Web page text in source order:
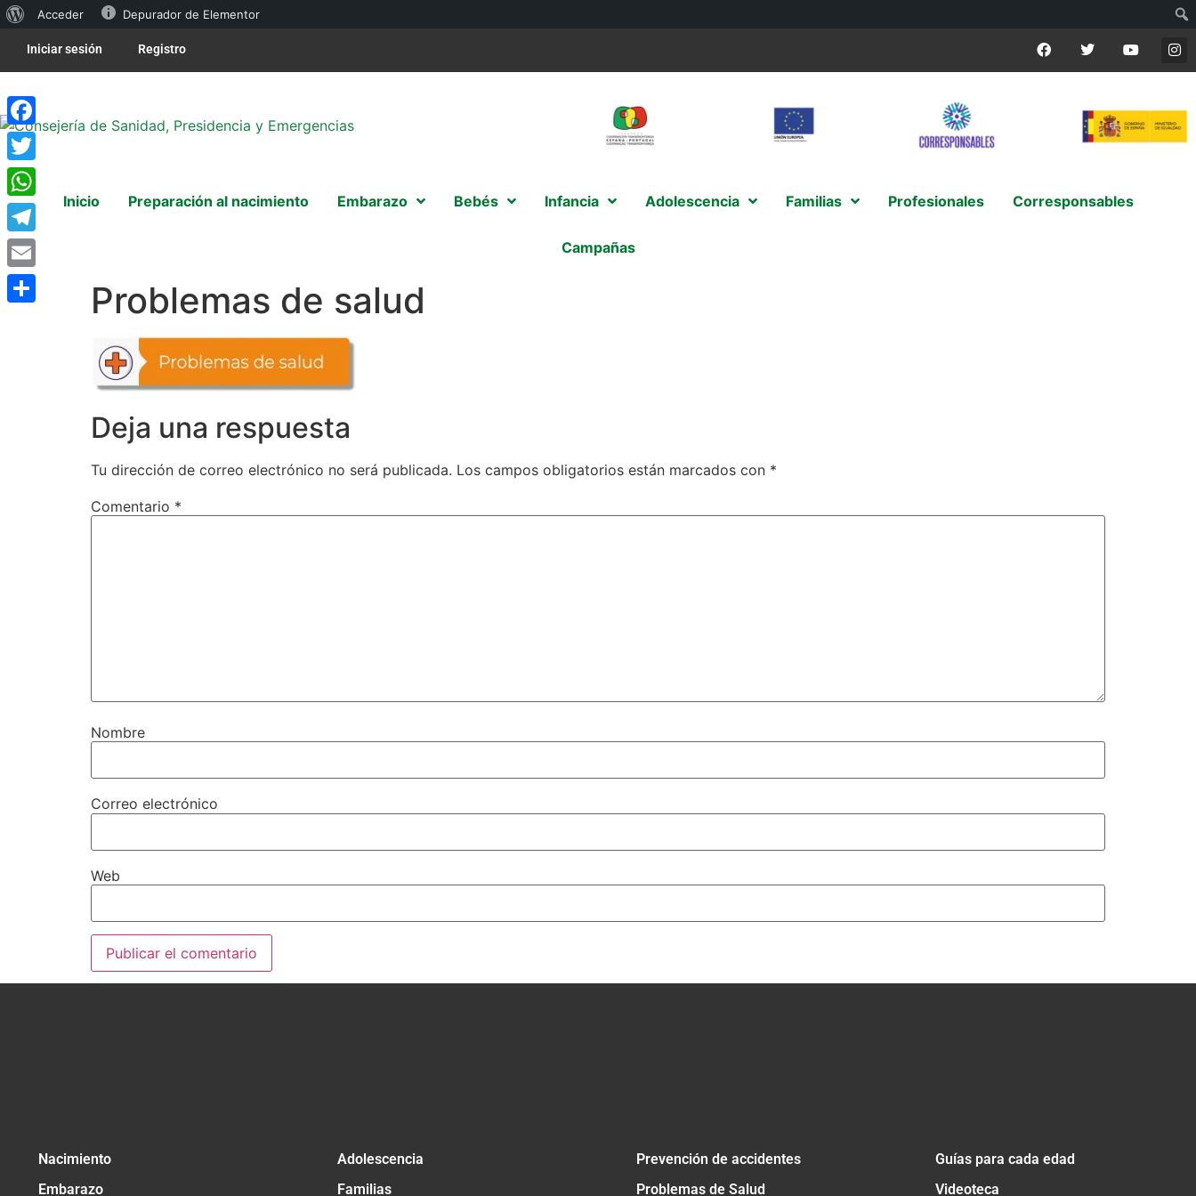
Acceder Depurador de Elementor
Iniciar sesión Registro
Inicio Preparación al nacimiento Embarazo Bebés Infancia Adolescencia Familias Profesionales Corresponsables
Campañas
Problemas de salud
Deja una respuesta
Tu dirección de correo electrónico no será publicada. Los campos obligatorios están marcados con *
Comentario *
Nombre
Correo electrónico
Web
Nacimiento
Embarazo
Adolescencia
Familias
Prevención de accidentes
Problemas de Salud
Guías para cada edad
Videoteca
Facebook
Twitter
WhatsApp
Telegram
Email